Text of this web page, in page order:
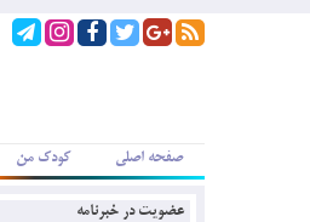
صفحه اصلی کودک من
عضویت در خبرنامه